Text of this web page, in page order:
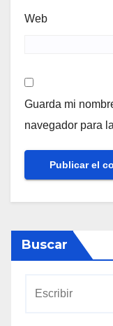
Web
Guarda mi
navegador para
Buscar